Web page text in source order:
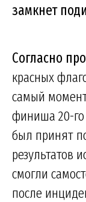
замкнет
Согласно
красных
самый
финиша 20-го
был принят
результатов
смогли
после